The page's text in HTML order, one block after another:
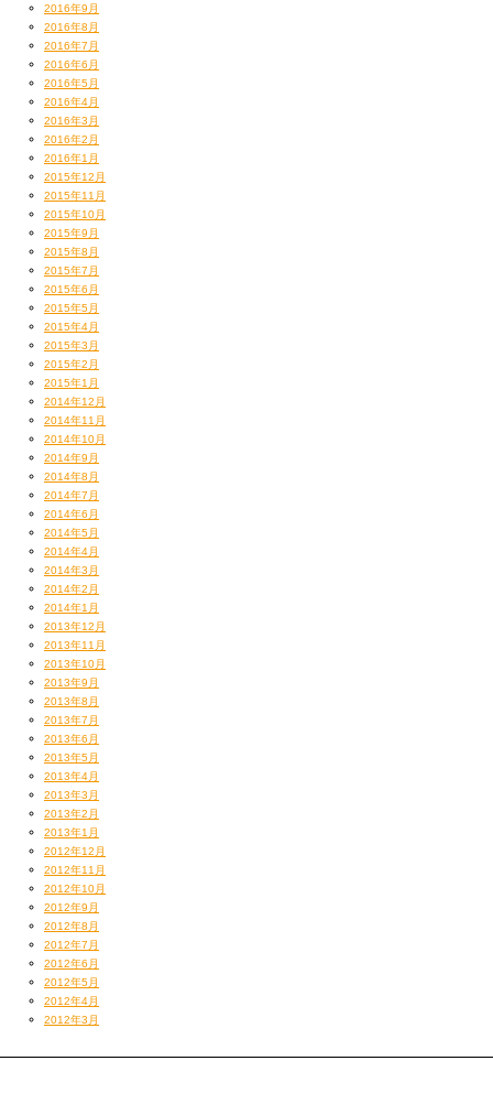
俺がTAROたちのことを言うのもなんだけど、
TAROは真面目だからきっと良い夫婦となってくれるでしょう。
かなでもなんかうまいこと、TAROを支えていってあげてくれ。
子供はいつになるんだろ？
おめでとうございます！
みなさんもどんどん結婚しちゃってください。少子化だからね。
俺は、
ほっといてくださいー
笑
最後に、
HYPNOTIZEはすべってたかなー。。w
ちくしょう。。
izoh
2016年9月
2016年8月
2016年7月
2016年6月
2016年5月
2016年4月
2016年3月
2016年2月
2016年1月
2015年12月
2015年11月
2015年10月
2015年9月
2015年8月
2015年7月
2015年6月
2015年5月
2015年4月
2015年3月
2015年2月
2015年1月
2014年12月
2014年11月
2014年10月
2014年9月
2014年8月
2014年7月
2014年6月
2014年5月
2014年4月
2014年3月
2014年2月
2014年1月
2013年12月
2013年11月
2013年10月
2013年9月
2013年8月
2013年7月
2013年6月
2013年5月
2013年4月
2013年3月
2013年2月
2013年1月
2012年12月
2012年11月
2012年10月
2012年9月
2012年8月
2012年7月
2012年6月
2012年5月
2012年4月
2012年3月